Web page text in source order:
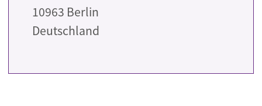
10963 Berlin
Deutschland